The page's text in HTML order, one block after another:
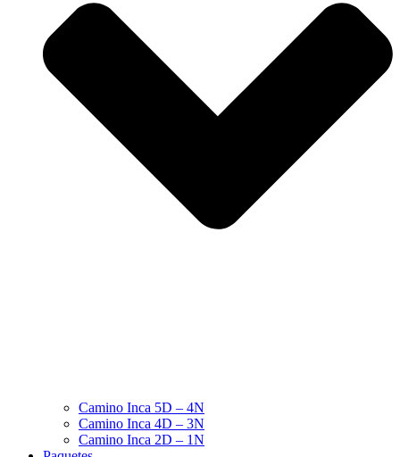
Camino Inca 5D – 4N
Camino Inca 4D – 3N
Camino Inca 2D – 1N